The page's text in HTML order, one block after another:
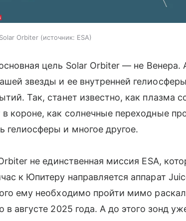
Orbiter источник: ESA
цель Solar Orbiter — не Венера.
звезды и ее внутренней
Так, станет известно, как плазма
в короне, как солнечные переходные
гелиосферы и многое другое.
не единственная миссия ESA,
к Юпитеру направляется аппарат
ему необходимо пройти мимо
в августе 2025 года. А до этого зонд